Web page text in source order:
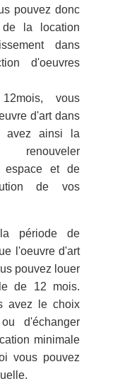
pouvez donc
la location
dans
d'oeuvres
vous
d'art dans
avez ainsi la
espace et de
de vos
période de
l'oeuvre d'art
pouvez louer
de 12 mois.
avez le choix
d'échanger
minimale
vous pouvez